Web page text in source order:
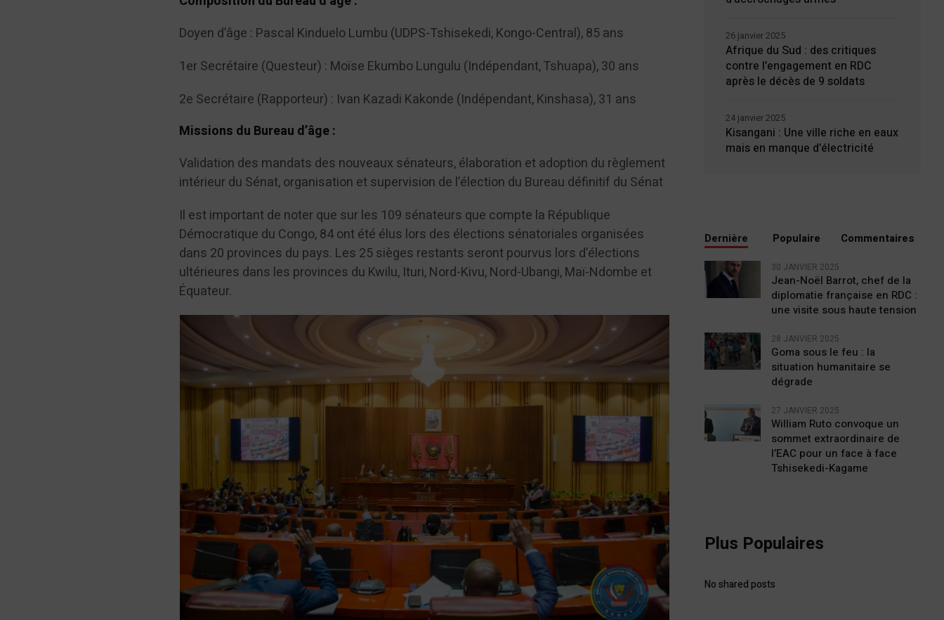
Doyen d’âge : Pascal Kinduelo Lumbu (UDPS-Tshisekedi, Kongo-Central), 85 ans
1er Secrétaire (Questeur) : Moïse Ekumbo Lungulu (Indépendant, Tshuapa), 30 ans
2e Secrétaire (Rapporteur) : Ivan Kazadi Kakonde (Indépendant, Kinshasa), 31 ans
Missions du Bureau d’âge :
Validation des mandats des nouveaux sénateurs, élaboration et adoption du règlement
intérieur du Sénat, organisation et supervision de l’élection du Bureau définitif du Sénat
Il est important de noter que sur les 109 sénateurs que compte la République
Démocratique du Congo, 84 ont été élus lors des élections sénatoriales organisées
dans 20 provinces du pays. Les 25 sièges restants seront pourvus lors d’élections
ultérieures dans les provinces du Kwilu, Ituri, Nord-Kivu, Nord-Ubangi, Maï-Ndombe et
Équateur.
Afrique du Sud : des critiques
contre l’engagement en RDC
après le décès de 9 soldats
26 janvier 2025
Kisangani : Une ville riche en eaux
mais en manque d’électricité
24 janvier 2025
Dernière Populaire Commentaires
30 JANVIER 2025
Jean-Noël Barrot, chef de la
diplomatie française en RDC :
une visite sous haute tension
28 JANVIER 2025
Goma sous le feu : la
situation humanitaire se
dégrade
27 JANVIER 2025
William Ruto convoque un
sommet extraordinaire de
l’EAC pour un face à face
Tshisekedi-Kagame
Plus Populaires
No shared posts